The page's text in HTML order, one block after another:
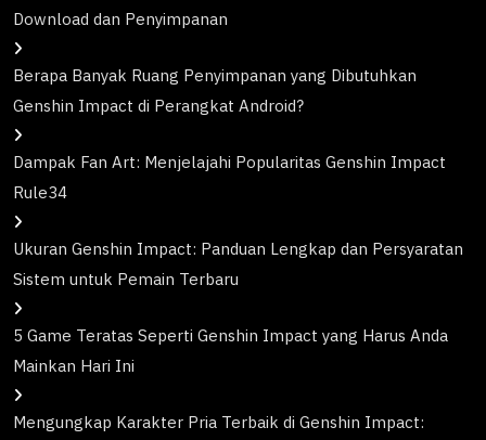
Download dan Penyimpanan
Berapa Banyak Ruang Penyimpanan yang Dibutuhkan
Genshin Impact di Perangkat Android?
Dampak Fan Art: Menjelajahi Popularitas Genshin Impact
Rule34
Ukuran Genshin Impact: Panduan Lengkap dan Persyaratan
Sistem untuk Pemain Terbaru
5 Game Teratas Seperti Genshin Impact yang Harus Anda
Mainkan Hari Ini
Mengungkap Karakter Pria Terbaik di Genshin Impact: